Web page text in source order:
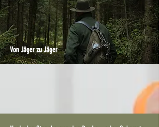
Von Jäger zu Jäger